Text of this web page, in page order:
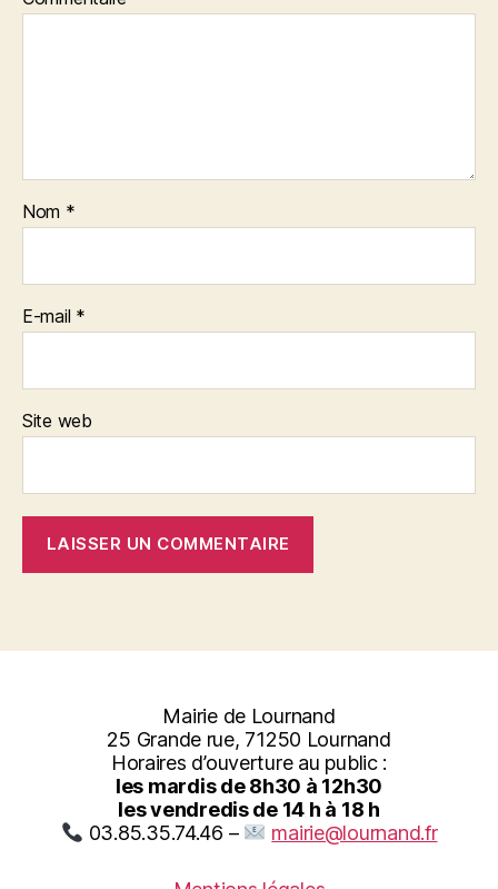
Nom *
E-mail *
Site web
Mairie de Lournand
25 Grande rue, 71250 Lournand
Horaires d’ouverture au public :
les mardis de 8h30 à 12h30
les vendredis de 14 h à 18 h
03.85.35.74.46 –
mairie@lournand.fr